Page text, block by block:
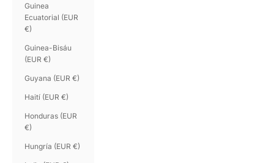
Guinea
Ecuatorial (EUR
€)
Guinea-Bisáu
(EUR €)
Guyana (EUR €)
Haití (EUR €)
Honduras (EUR
€)
Hungría (EUR €)